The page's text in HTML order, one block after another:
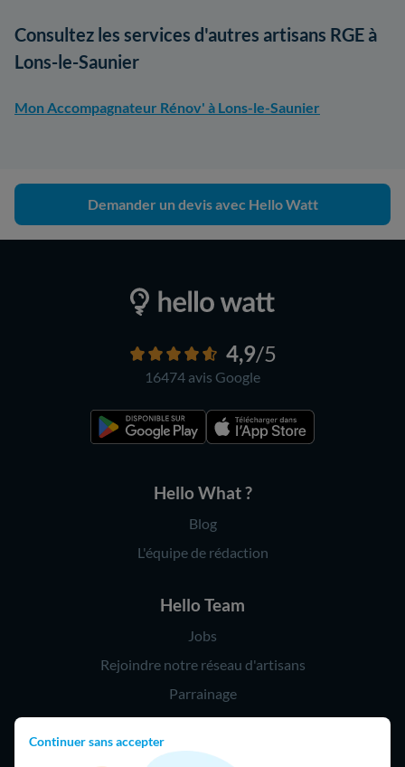
Continuer sans accepter
Consultez les services d'autres artisans RGE à
Lons-le-Saunier
Mon Accompagnateur Rénov' à Lons-le-Saunier
Demander un devis avec Hello Watt
4,9/5
16474 avis Google
Hello What ?
Blog
L'équipe de rédaction
Hello Team
Jobs
Rejoindre notre réseau d'artisans
Parrainage
Hello !